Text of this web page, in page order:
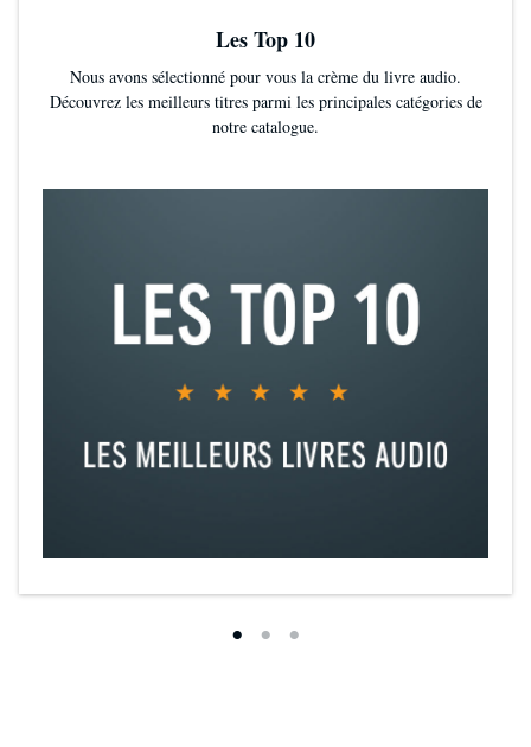
Les Top 10
Nous avons sélectionné pour vous la crème du livre audio.
Découvrez les meilleurs titres parmi les principales catégories de
notre catalogue.